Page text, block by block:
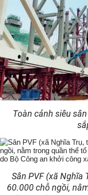
Toàn cảnh siêu
Sân PVF (xã Nghĩa
60.000 chỗ ngồi,